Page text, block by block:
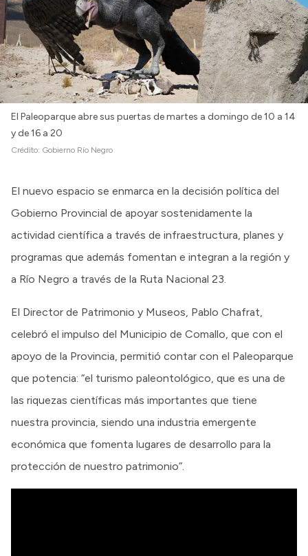
El Paleoparque abre sus puertas de martes a domingo de 10 a 14
y de 16 a 20
Crédito: Gobierno Río Negro
El nuevo espacio se enmarca en la decisión política del
Gobierno Provincial de apoyar sostenidamente la
actividad científica a través de infraestructura, planes y
programas que además fomentan e integran a la región y
a Río Negro a través de la Ruta Nacional 23.
El Director de Patrimonio y Museos, Pablo Chafrat,
celebró el impulso del Municipio de Comallo, que con el
apoyo de la Provincia, permitió contar con el Paleoparque
que potencia: “el turismo paleontológico, que es una de
las riquezas científicas más importantes que tiene
nuestra provincia, siendo una industria emergente
económica que fomenta lugares de desarrollo para la
protección de nuestro patrimonio”.